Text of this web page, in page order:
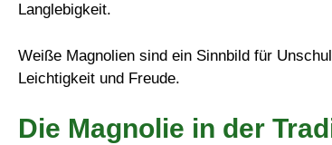
Langlebigkeit.
Weiße Magnolien sind ein Sinnbild für
Leichtigkeit und Freude.
Die Magnolie in der